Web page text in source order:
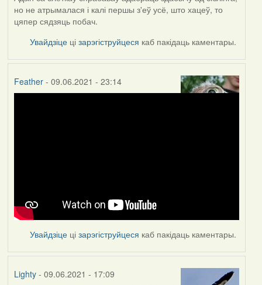
но не атрымалася і калі першы з'еў усё, што хацеў, то
цяпер сядзяць побач.
Увайдзіце цізарэгіструйцеся каб пакідаць каментары.
Feather- 09.06.2021 - 23:14
Увайдзіце цізарэгіструйцеся каб пакідаць каментары.
Lighty- 09.06.2021 - 17:09